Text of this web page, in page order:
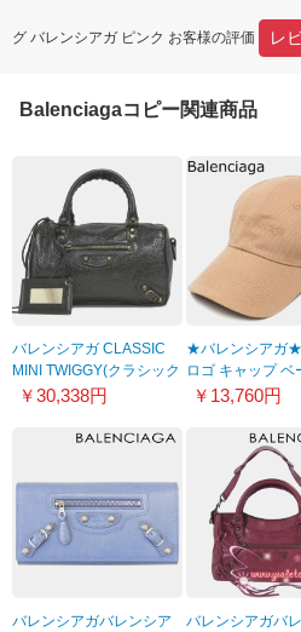
グ バレンシアガ ピンク お客様の評価 レ
Balenciagaコピー関連商品
バレンシアガ CLASSIC
MINI TWIGGY(クラシック
ミニトゥイギー) ミニボス
斜めがけバッグ ショルダ
D94JT 1000
￥30,338円
★バレンシアガ★
ロゴ キャップ ベ
ルキャップ
￥13,760円
バレンシアガバレンシア
バレンシアガバ